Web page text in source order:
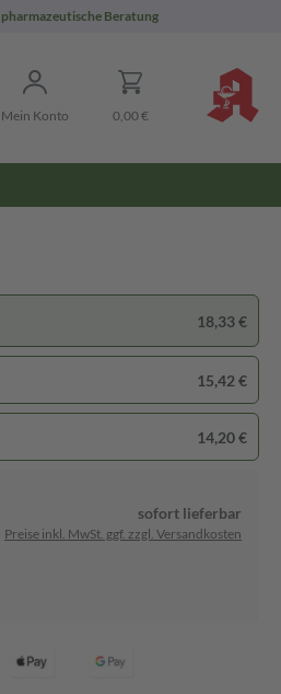
pharmazeutische Beratung
Mein Konto 0,00 €
18,33 €
15,42 €
14,20 €
sofort lieferbar
Preise inkl. MwSt. ggf. zzgl. Versandkosten